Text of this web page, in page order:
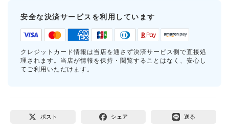
安全な決済サービスを利用しています
クレジットカード情報は当店を通さず決済サービス側で直接処
理されます。当店が情報を保持・閲覧することはなく、安心し
てご利用いただけます。
ポスト シェア 送る